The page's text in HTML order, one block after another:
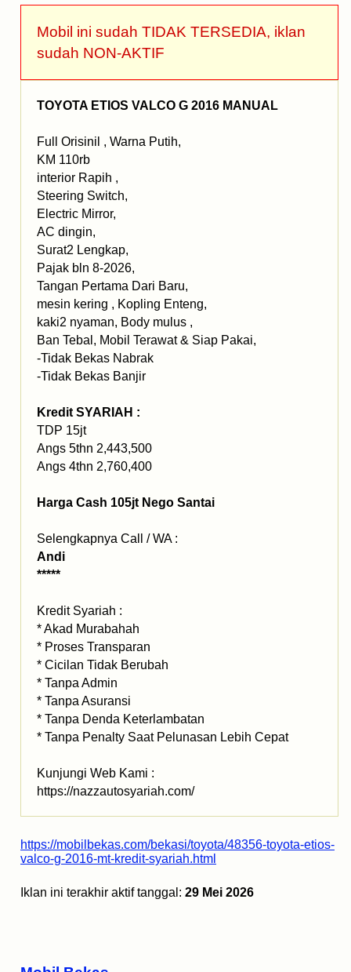
Mobil ini sudah TIDAK TERSEDIA, iklan
sudah NON-AKTIF
TOYOTA ETIOS VALCO G 2016 MANUAL
Full Orisinil , Warna Putih,
KM 110rb
interior Rapih ,
Steering Switch,
Electric Mirror,
AC dingin,
Surat2 Lengkap,
Pajak bln 8-2026,
Tangan Pertama Dari Baru,
mesin kering , Kopling Enteng,
kaki2 nyaman, Body mulus ,
Ban Tebal, Mobil Terawat & Siap Pakai,
-Tidak Bekas Nabrak
-Tidak Bekas Banjir
Kredit SYARIAH :
TDP 15jt
Angs 5thn 2,443,500
Angs 4thn 2,760,400
Harga Cash 105jt Nego Santai
Selengkapnya Call / WA :
Andi
*****
Kredit Syariah :
* Akad Murabahah
* Proses Transparan
* Cicilan Tidak Berubah
* Tanpa Admin
* Tanpa Asuransi
* Tanpa Denda Keterlambatan
* Tanpa Penalty Saat Pelunasan Lebih Cepat
Kunjungi Web Kami :
https://nazzautosyariah.com/
https://mobilbekas.com/bekasi/toyota/48356-toyota-etios-
valco-g-2016-mt-kredit-syariah.html
Iklan ini terakhir aktif tanggal: 29 Mei 2026